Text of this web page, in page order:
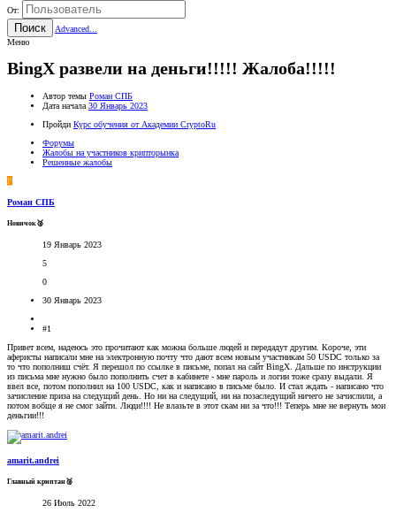
От:
Поиск
Advanced...
Меню
BingX развели на деньги!!!!! Жалоба!!!!!
Автор темы Роман СПБ
Дата начала 30 Январь 2023
Пройди Курс обучения от Академии CryptoRu
Форумы
Жалобы на участников крипторынка
Решенные жалобы
Р
Роман СПБ
Новичок🥈
19 Январь 2023
5
0
30 Январь 2023
#1
Привет всем, надеюсь это прочитают как можна больше людей и передадут другим. Короче, эти
аферисты написали мне на электронную почту что дают всем новым участникам 50 USDC только за
то что пополниш счёт. Я перешол по ссылке в письме, попал на сайт BingX. Дальше по инструкции
из письма мне нужно было пополнить счет в кабинете - мне пароль и логин тоже сразу выдали. Я
ввел все, потом пополнил на 100 USDC, как и написано в письме было. И стал ждать - написано что
зачисление приза на следущий день. Но ни на следущий, ни на позаследущий ничего не зачислили, а
потом вобще я не смог зайти. Люди!!!! Не влазьте в этот скам ни за что!!! Теперь мне не вернуть мои
деньгии!!!
amarit.andrei
Главный криптан🥈
26 Июль 2022